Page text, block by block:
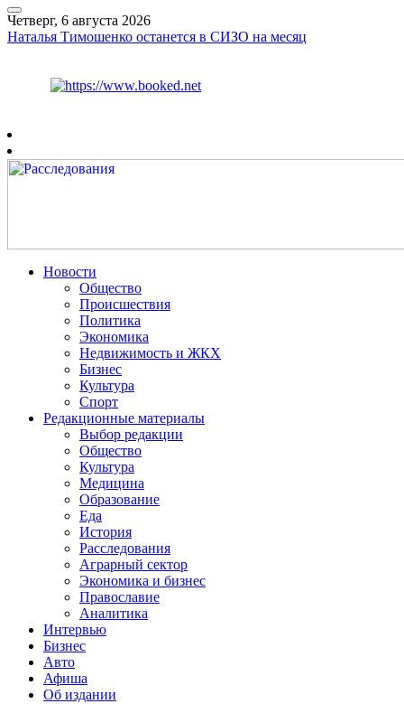
Четверг, 6 августа 2026
Наталья Тимошенко останется в СИЗО на месяц
Новости
Общество
Происшествия
Политика
Экономика
Недвижимость и ЖКХ
Бизнес
Культура
Спорт
Редакционные материалы
Выбор редакции
Общество
Культура
Медицина
Образование
Еда
История
Расследования
Аграрный сектор
Экономика и бизнес
Православие
Аналитика
Интервью
Бизнес
Авто
Афиша
Об издании